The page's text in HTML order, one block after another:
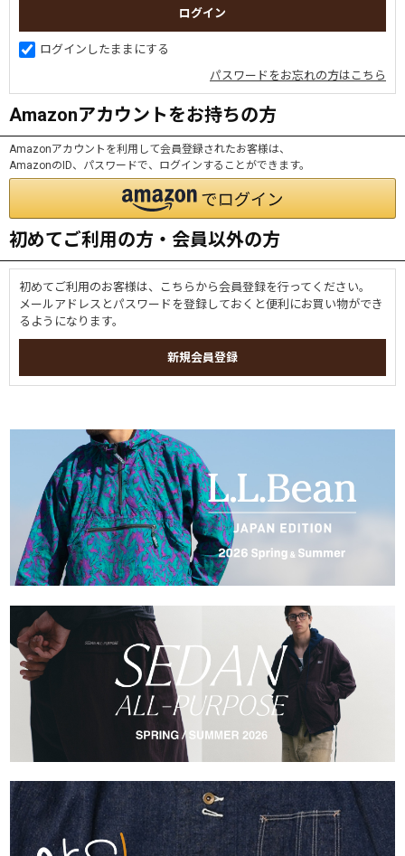
ログインしたままにする
パスワードをお忘れの方はこちら
Amazonアカウントをお持ちの方
Amazonアカウントを利用して会員登録されたお客様は、
AmazonのID、パスワードで、ログインすることができます。
初めてご利用の方・会員以外の方
初めてご利用のお客様は、こちらから会員登録を行ってください。
メールアドレスとパスワードを登録しておくと便利にお買い物ができ
るようになります。